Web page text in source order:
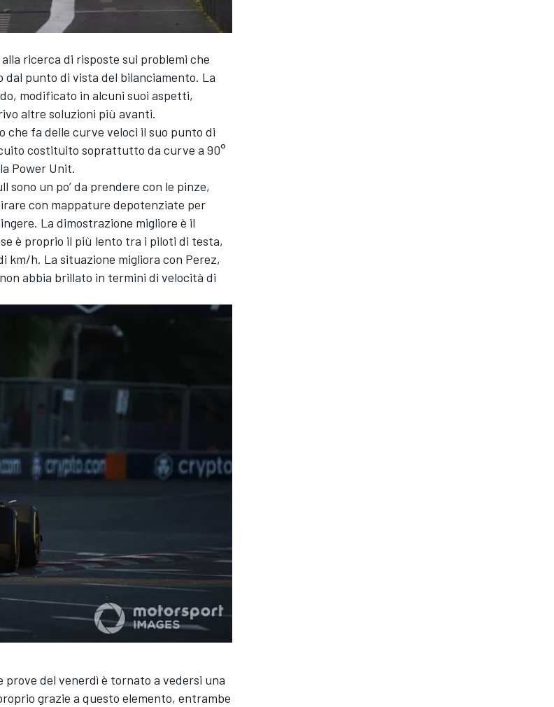
ricerca di risposte sui problemi che
punto di vista del bilanciamento. La
modificato in alcuni suoi aspetti,
altre soluzioni più avanti.
che fa delle curve veloci il suo punto di
costituito soprattutto da curve a 90°
Power Unit.
sono un po’ da prendere con le pinze,
con mappature depotenziate per
La dimostrazione migliore è il
è proprio il più lento tra i piloti di testa,
km/h. La situazione migliora con Perez,
abbia brillato in termini di velocità di
del venerdì è tornato a vedersi una
grazie a questo elemento, entrambe